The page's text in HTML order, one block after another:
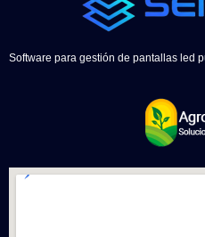
Software para gestión de pantallas led